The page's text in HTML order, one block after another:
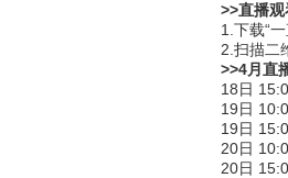
>>直播观
1.下载“一
2.扫描二维
>>4月直播
18日
19日
19日 15:00
20日 10:00
20日